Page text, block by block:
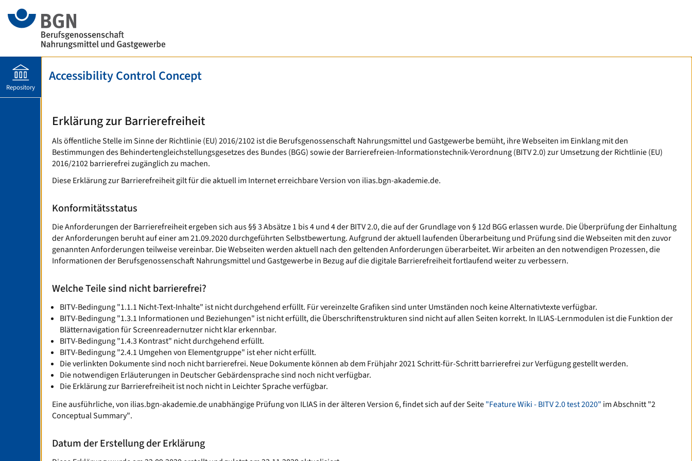
Repository
Accessibility Control Concept
Erklärung zur Barrierefreiheit
Als öffentliche Stelle im Sinne der Richtlinie (EU) 2016/2102 ist die Berufsgenossenschaft Nahrungsmittel und Gastgewerbe bemüht, ihre Webseiten im Einklang mit den
Bestimmungen des Behindertengleichstellungsgesetzes des Bundes (BGG) sowie der Barrierefreien-Informationstechnik-Verordnung (BITV 2.0) zur Umsetzung der Richtlinie (EU)
2016/2102 barrierefrei zugänglich zu machen.
Diese Erklärung zur Barrierefreiheit gilt für die aktuell im Internet erreichbare Version von ilias.bgn-akademie.de.
Konformitätsstatus
Die Anforderungen der Barrierefreiheit ergeben sich aus §§ 3 Absätze 1 bis 4 und 4 der BITV 2.0, die auf der Grundlage von § 12d BGG erlassen wurde. Die Überprüfung der Einhaltung
der Anforderungen beruht auf einer am 21.09.2020 durchgeführten Selbstbewertung. Aufgrund der aktuell laufenden Überarbeitung und Prüfung sind die Webseiten mit den zuvor
genannten Anforderungen teilweise vereinbar. Die Webseiten werden aktuell nach den geltenden Anforderungen überarbeitet. Wir arbeiten an den notwendigen Prozessen, die
Informationen der Berufsgenossenschaft Nahrungsmittel und Gastgewerbe in Bezug auf die digitale Barrierefreiheit fortlaufend weiter zu verbessern.
Welche Teile sind nicht barrierefrei?
BITV-Bedingung "1.1.1 Nicht-Text-Inhalte" ist nicht durchgehend erfüllt. Für vereinzelte Grafiken sind unter Umständen noch keine Alternativtexte verfügbar.
BITV-Bedingung "1.3.1 Informationen und Beziehungen" ist nicht erfüllt, die Überschriftenstrukturen sind nicht auf allen Seiten korrekt. In ILIAS-Lernmodulen ist die Funktion der
Blätternavigation für Screenreadernutzer nicht klar erkennbar.
BITV-Bedingung "1.4.3 Kontrast" nicht durchgehend erfüllt.
BITV-Bedingung "2.4.1 Umgehen von Elementgruppe" ist eher nicht erfüllt.
Die verlinkten Dokumente sind noch nicht barrierefrei. Neue Dokumente können ab dem Frühjahr 2021 Schritt-für-Schritt barrierefrei zur Verfügung gestellt werden.
Die notwendigen Erläuterungen in Deutscher Gebärdensprache sind noch nicht verfügbar.
Die Erklärung zur Barrierefreiheit ist noch nicht in Leichter Sprache verfügbar.
Eine ausführliche, von ilias.bgn-akademie.de unabhängige Prüfung von ILIAS in der älteren Version 6, findet sich auf der Seite"Feature Wiki - BITV 2.0 test 2020" im Abschnitt"2
Conceptual Summary".
Datum der Erstellung der Erklärung